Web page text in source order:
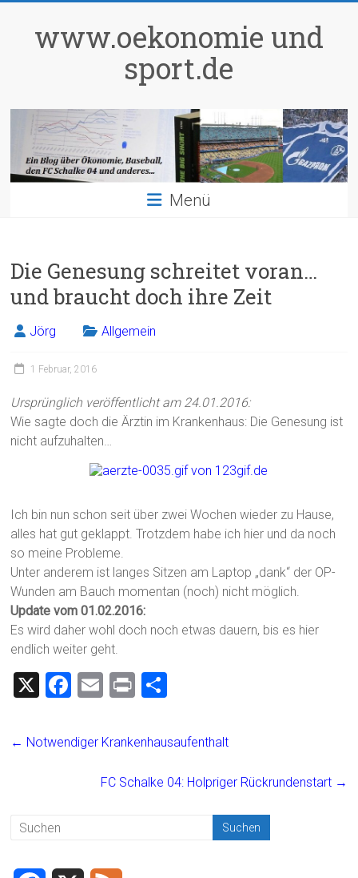
springenwww.oekonomie und
sport.de
Menü
Die Genesung schreitet voran…
und braucht doch ihre Zeit
Jörg Allgemein
1 Februar, 2016
Ursprünglich veröffentlicht am 24.01.2016:
Wie sagte doch die Ärztin im Krankenhaus: Die Genesung ist
nicht aufzuhalten…
Ich bin nun schon seit über zwei Wochen wieder zu Hause,
alles hat gut geklappt. Trotzdem habe ich hier und da noch
so meine Probleme.
Unter anderem ist langes Sitzen am Laptop „dank“ der OP-
Wunden am Bauch momentan (noch) nicht möglich.
Update vom 01.02.2016:
Es wird daher wohl doch noch etwas dauern, bis es hier
endlich weiter geht.
X
F
ce
E
ai
Pr
t
e
← Notwendiger Krankenhausaufenthalt
FC Schalke 04: Holpriger Rückrundenstart →